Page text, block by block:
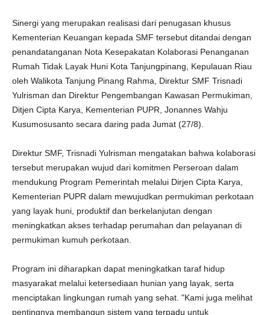
Sinergi yang merupakan realisasi dari penugasan khusus
Kementerian Keuangan kepada SMF tersebut ditandai dengan
penandatanganan Nota Kesepakatan Kolaborasi Penanganan
Rumah Tidak Layak Huni Kota Tanjungpinang, Kepulauan Riau
oleh Walikota Tanjung Pinang Rahma, Direktur SMF Trisnadi
Yulrisman dan Direktur Pengembangan Kawasan Permukiman,
Ditjen Cipta Karya, Kementerian PUPR, Jonannes Wahju
Kusumosusanto secara daring pada Jumat (27/8).
Direktur SMF, Trisnadi Yulrisman mengatakan bahwa kolaborasi
tersebut merupakan wujud dari komitmen Perseroan dalam
mendukung Program Pemerintah melalui Dirjen Cipta Karya,
Kementerian PUPR dalam mewujudkan permukiman perkotaan
yang layak huni, produktif dan berkelanjutan dengan
meningkatkan akses terhadap perumahan dan pelayanan di
permukiman kumuh perkotaan.
Program ini diharapkan dapat meningkatkan taraf hidup
masyarakat melalui ketersediaan hunian yang layak, serta
menciptakan lingkungan rumah yang sehat. "Kami juga melihat
pentingnya membangun sistem yang terpadu untuk